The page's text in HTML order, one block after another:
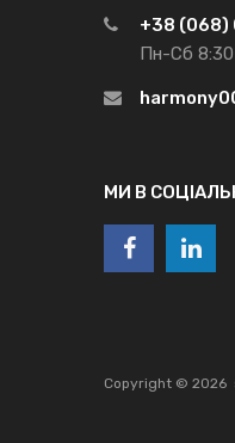
+38 (068)
Пн-Сб
МИ В
Copyright © 2026